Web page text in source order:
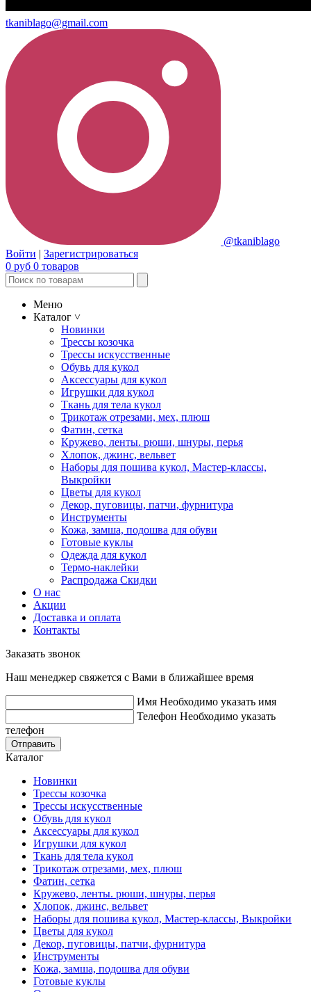
tkaniblago@gmail.com
@tkaniblago
Войти | Зарегистрироваться
0 руб 0 товаров
Меню
Каталог ˅
Новинки
Трессы козочка
Трессы искусственные
Обувь для кукол
Аксессуары для кукол
Игрушки для кукол
Ткань для тела кукол
Трикотаж отрезами, мех, плюш
Фатин, сетка
Кружево, ленты. рюши, шнуры, перья
Хлопок, джинс, вельвет
Наборы для пошива кукол, Мастер-классы,
Выкройки
Цветы для кукол
Декор, пуговицы, патчи, фурнитура
Инструменты
Кожа, замша, подошва для обуви
Готовые куклы
Одежда для кукол
Термо-наклейки
Распродажа Скидки
О нас
Акции
Доставка и оплата
Контакты
Заказать звонок
Наш менеджер свяжется с Вами в ближайшее время
Имя Необходимо указать имя
Телефон Необходимо указать
телефон
Отправить
Каталог
Новинки
Трессы козочка
Трессы искусственные
Обувь для кукол
Аксессуары для кукол
Игрушки для кукол
Ткань для тела кукол
Трикотаж отрезами, мех, плюш
Фатин, сетка
Кружево, ленты. рюши, шнуры, перья
Хлопок, джинс, вельвет
Наборы для пошива кукол, Мастер-классы, Выкройки
Цветы для кукол
Декор, пуговицы, патчи, фурнитура
Инструменты
Кожа, замша, подошва для обуви
Готовые куклы